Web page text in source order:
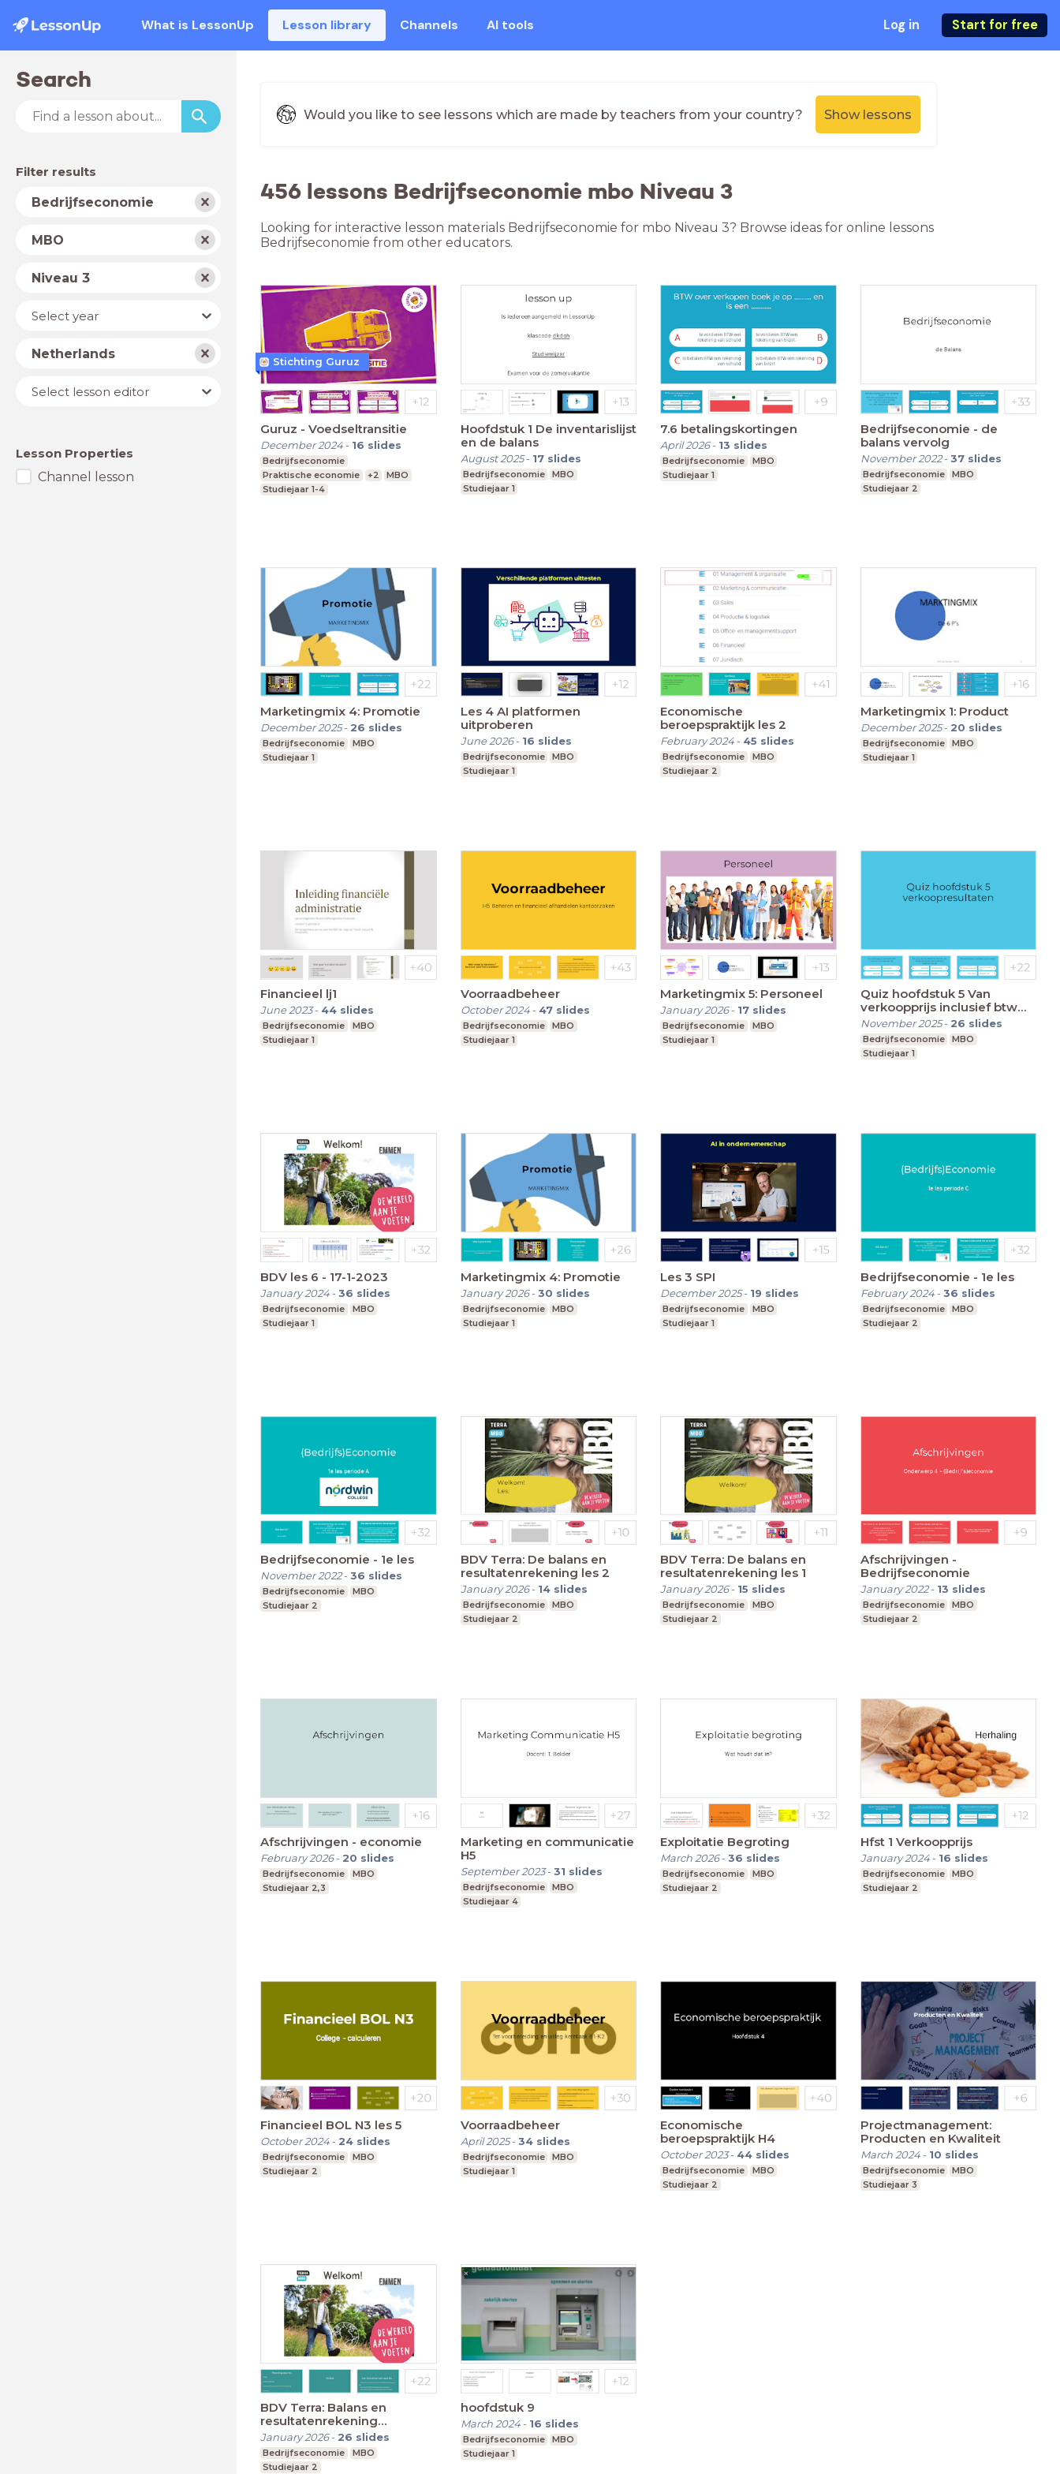
What is LessonUp Lesson library Channels AI tools Log in Start for free
Search
Filter results
Subject
Bedrijfseconomie
School
typeMBO
LevelNiveau 3
YearSelect year
Country
Netherlands
Lesson
editor
Select lesson editor
Lesson Properties
Channel lesson
Would you like to see lessons which are made by teachers from your country? Show lessons
456 lessons Bedrijfseconomie mbo Niveau 3
Looking for interactive lesson materials Bedrijfseconomie for mbo Niveau 3? Browse ideas for online lessons
Bedrijfseconomie from other educators.
Guruz - Voedseltransitie
December 2024- 16 slides
Bedrijfseconomie
Praktische economie
+2
MBO
Studiejaar 1-4
Stichting Guruz
Hoofdstuk 1 De inventarislijst
en de balans
August 2025- 17 slides
Bedrijfseconomie
MBO
Studiejaar 1
7.6 betalingskortingen
April 2026- 13 slides
Bedrijfseconomie
MBO
Studiejaar 1
Bedrijfseconomie - de
balans vervolg
November 2022-37 slides
Bedrijfseconomie
MBO
Studiejaar 2
Marketingmix 4: Promotie
December 2025- 26 slides
Bedrijfseconomie
MBO
Studiejaar 1
Les 4 AI platformen
uitproberen
June 2026- 16 slides
Bedrijfseconomie
MBO
Studiejaar 1
Economische
beroepspraktijk les 2
February 2024- 45 slides
Bedrijfseconomie
MBO
Studiejaar 2
Marketingmix 1: Product
December 2025- 20 slides
Bedrijfseconomie
MBO
Studiejaar 1
Financieel lj1
June 2023- 44 slides
Bedrijfseconomie
MBO
Studiejaar 1
Voorraadbeheer
October 2024- 47 slides
Bedrijfseconomie
MBO
Studiejaar 1
Marketingmix 5: Personeel
January 2026- 17 slides
Bedrijfseconomie
MBO
Studiejaar 1
Quiz hoofdstuk 5 Van
verkoopprijs inclusief btw
naar brutowinst
November 2025- 26 slides
Bedrijfseconomie
MBO
Studiejaar 1
BDV les 6 - 17-1-2023
January 2024-36 slides
Bedrijfseconomie
MBO
Studiejaar 1
Marketingmix 4: Promotie
January 2026-30 slides
Bedrijfseconomie
MBO
Studiejaar 1
Les 3 SPI
December 2025- 19 slides
Bedrijfseconomie
MBO
Studiejaar 1
Bedrijfseconomie - 1e les
February 2024-36 slides
Bedrijfseconomie
MBO
Studiejaar 2
Bedrijfseconomie - 1e les
November 2022-36 slides
Bedrijfseconomie
MBO
Studiejaar 2
BDV Terra: De balans en
resultatenrekening les 2
January 2026- 14 slides
Bedrijfseconomie
MBO
Studiejaar 2
BDV Terra: De balans en
resultatenrekening les 1
January 2026- 15 slides
Bedrijfseconomie
MBO
Studiejaar 2
Afschrijvingen -
Bedrijfseconomie
January 2022- 13 slides
Bedrijfseconomie
MBO
Studiejaar 2
Afschrijvingen - economie
February 2026- 20 slides
Bedrijfseconomie
MBO
Studiejaar 2,3
Marketing en communicatie
H5
September 2023-31 slides
Bedrijfseconomie
MBO
Studiejaar 4
Exploitatie Begroting
March 2026-36 slides
Bedrijfseconomie
MBO
Studiejaar 2
Hfst 1 Verkoopprijs
January 2024- 16 slides
Bedrijfseconomie
MBO
Studiejaar 2
Financieel BOL N3 les 5
October 2024- 24 slides
Bedrijfseconomie
MBO
Studiejaar 2
Voorraadbeheer
April 2025-34 slides
Bedrijfseconomie
MBO
Studiejaar 1
Economische
beroepspraktijk H4
October 2023- 44 slides
Bedrijfseconomie
MBO
Studiejaar 2
Projectmanagement:
Producten en Kwaliteit
March 2024- 10 slides
Bedrijfseconomie
MBO
Studiejaar 3
BDV Terra: Balans en
resultatenrekening
herhaling
January 2026- 26 slides
Bedrijfseconomie
MBO
Studiejaar 2
hoofdstuk 9
March 2024- 16 slides
Bedrijfseconomie
MBO
Studiejaar 1